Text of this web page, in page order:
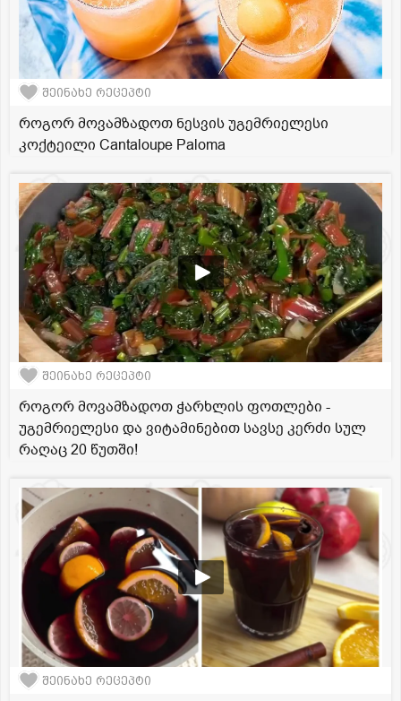
შეინახე რეცეპტი
როგორ მოვამზადოთ ნესვის უგემრიელესი
კოქტეილი Cantaloupe Paloma
შეინახე რეცეპტი
როგორ მოვამზადოთ ჭარხლის ფოთლები -
უგემრიელესი და ვიტამინებით სავსე კერძი სულ
რაღაც 20 წუთში!
შეინახე რეცეპტი